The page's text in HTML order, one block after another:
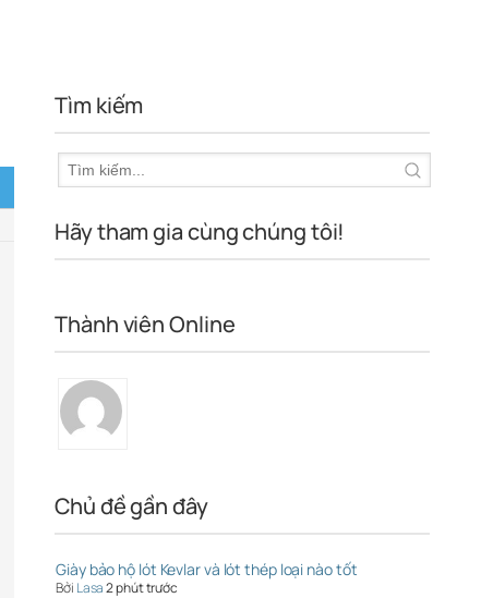
Tìm kiếm
Hãy tham gia cùng chúng tôi!
Thành viên Online
Chủ đề gần đây
Giày bảo hộ lót Kevlar và lót thép loại nào tốt
Bởi Lasa2 phút trước